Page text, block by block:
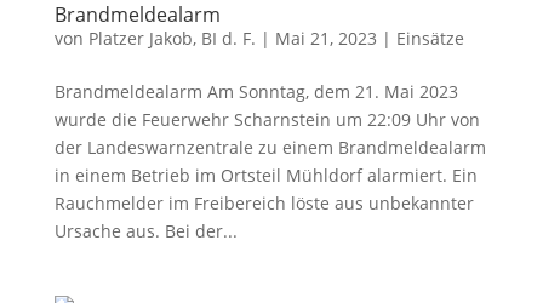
Brandmeldealarm
von Platzer Jakob, BI d. F. | Mai 21, 2023 | Einsätze
Brandmeldealarm Am Sonntag, dem 21. Mai 2023
wurde die Feuerwehr Scharnstein um 22:09 Uhr von
der Landeswarnzentrale zu einem Brandmeldealarm
in einem Betrieb im Ortsteil Mühldorf alarmiert. Ein
Rauchmelder im Freibereich löste aus unbekannter
Ursache aus. Bei der...